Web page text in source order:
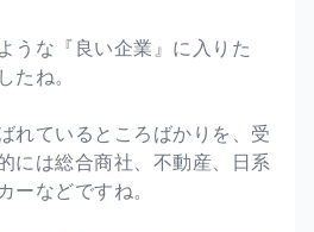
うな『良い企業』に入りた
たね。
れているところばかりを、受
には総合商社、不動産、日系
ーなどですね。